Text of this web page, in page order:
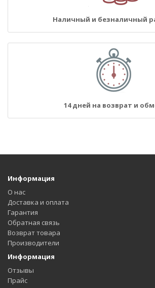
Наличный и безналичный
14 дней на возврат и
Информация
О нас
Доставка и оплата
Гарантия
Обратная связь
Возврат товара
Производители
Информация
Отзывы
Прайс